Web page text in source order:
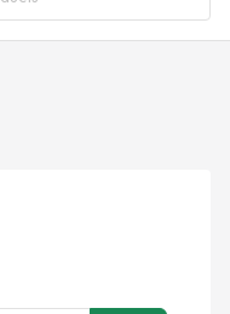
Payment and Delivery